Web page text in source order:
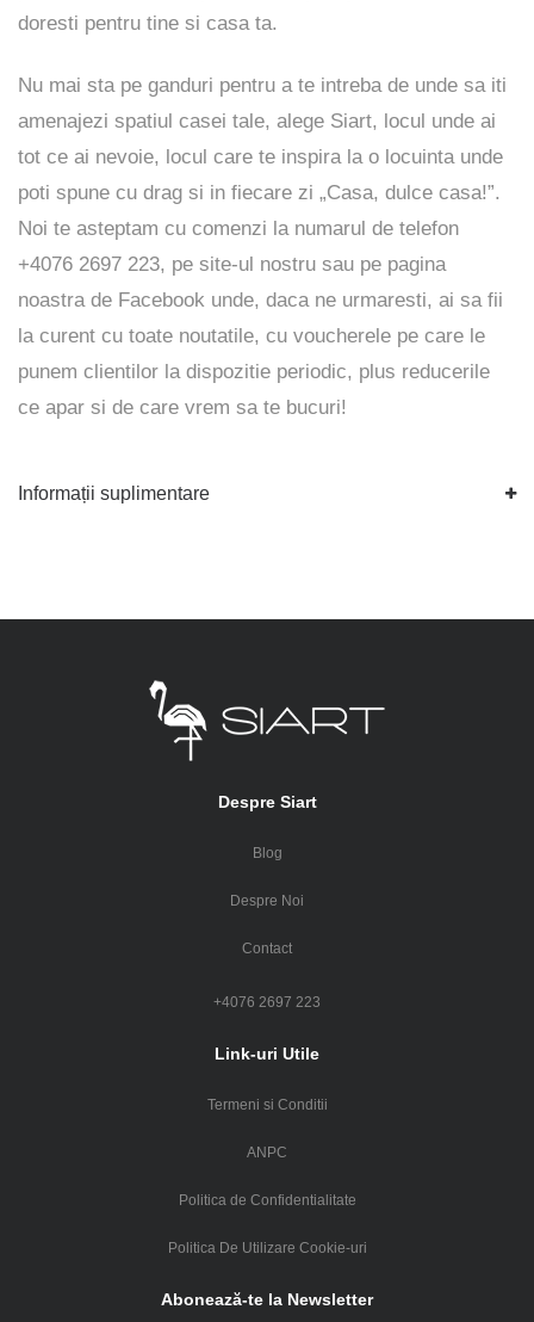
doresti pentru tine si casa ta.
Nu mai sta pe ganduri pentru a te intreba de unde sa iti
amenajezi spatiul casei tale, alege Siart, locul unde ai
tot ce ai nevoie, locul care te inspira la o locuinta unde
poti spune cu drag si in fiecare zi „Casa, dulce casa!”.
Noi te asteptam cu comenzi la numarul de telefon
+4076 2697 223, pe site-ul nostru sau pe pagina
noastra de Facebook unde, daca ne urmaresti, ai sa fii
la curent cu toate noutatile, cu voucherele pe care le
punem clientilor la dispozitie periodic, plus reducerile
ce apar si de care vrem sa te bucuri!
Informații suplimentare
Despre Siart
Blog
Despre Noi
Contact
+4076 2697 223
Link-uri Utile
Termeni si Conditii
ANPC
Politica de Confidentialitate
Politica De Utilizare Cookie-uri
Abonează-te la Newsletter